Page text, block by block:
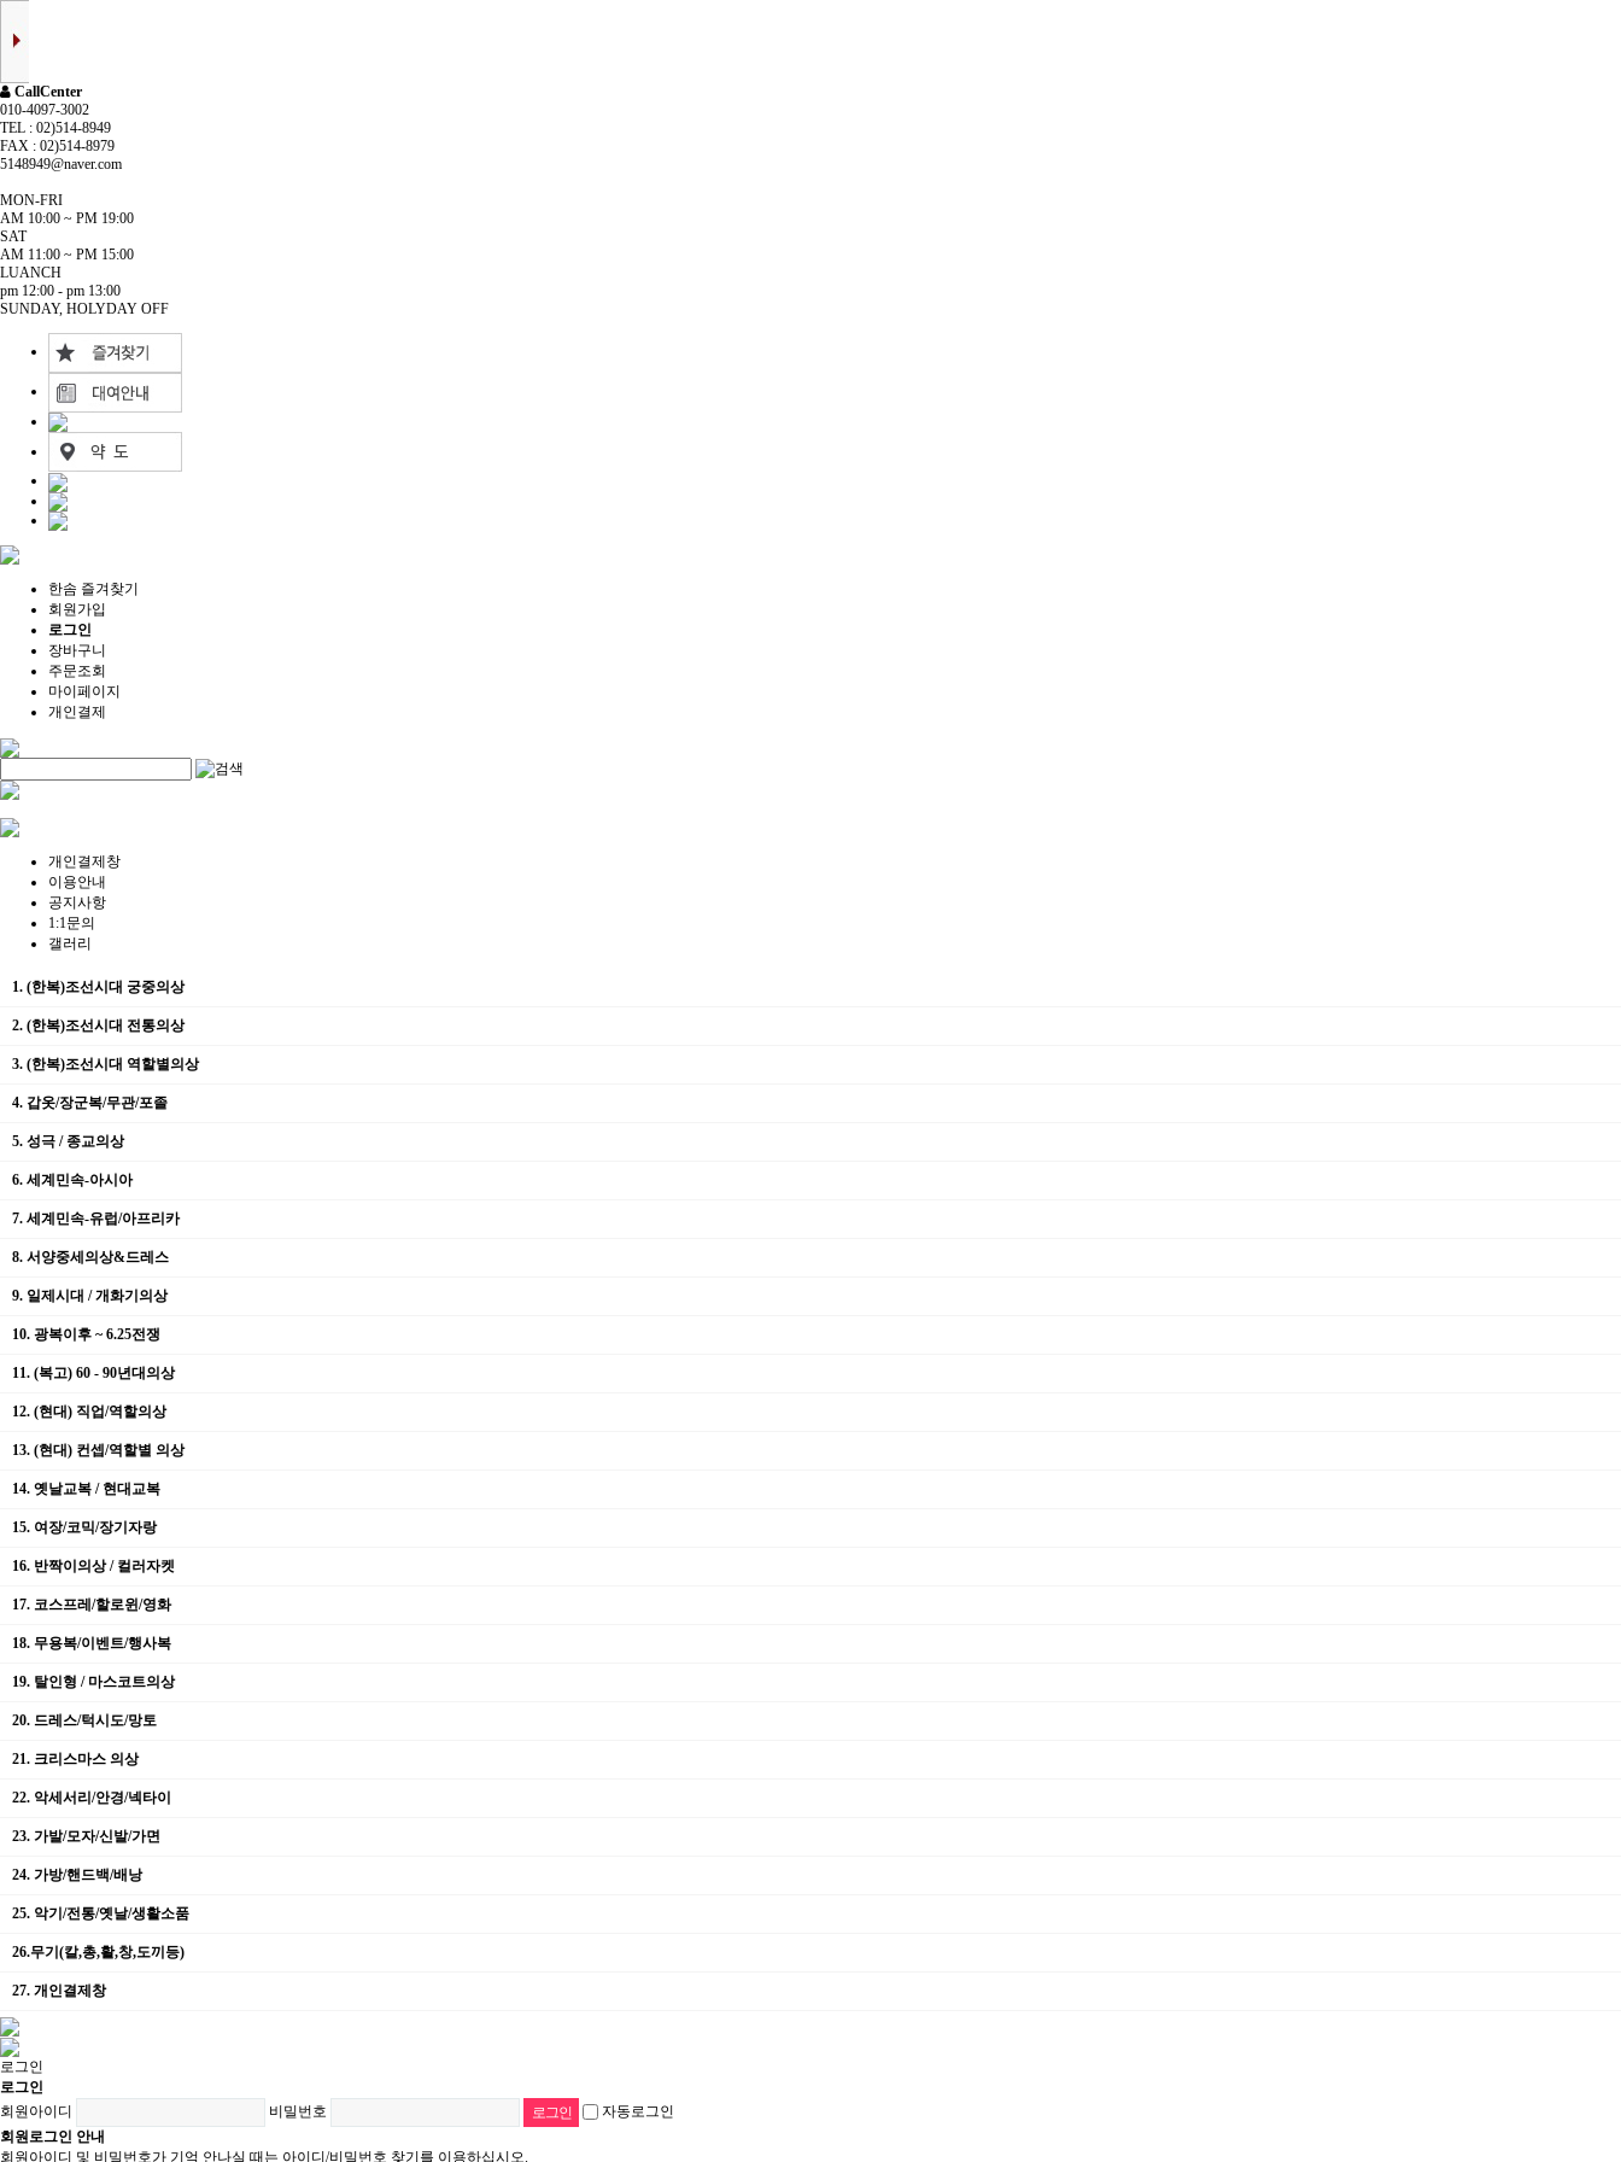
CallCenter
010-4097-3002
TEL : 02)514-8949
FAX : 02)514-8979
5148949@naver.com
MON-FRI
AM 10:00 ~ PM 19:00
SAT
AM 11:00 ~ PM 15:00
LUANCH
pm 12:00 - pm 13:00
SUNDAY, HOLYDAY OFF
한솜 즐겨찾기
회원가입
로그인
장바구니
주문조회
마이페이지
개인결제
개인결제창
이용안내
공지사항
1:1문의
갤러리
1. (한복)조선시대 궁중의상
2. (한복)조선시대 전통의상
3. (한복)조선시대 역할별의상
4. 갑옷/장군복/무관/포졸
5. 성극 / 종교의상
6. 세계민속-아시아
7. 세계민속-유럽/아프리카
8. 서양중세의상&드레스
9. 일제시대 / 개화기의상
10. 광복이후 ~ 6.25전쟁
11. (복고) 60 - 90년대의상
12. (현대) 직업/역할의상
13. (현대) 컨셉/역할별 의상
14. 옛날교복 / 현대교복
15. 여장/코믹/장기자랑
16. 반짝이의상 / 컬러자켓
17. 코스프레/할로윈/영화
18. 무용복/이벤트/행사복
19. 탈인형 / 마스코트의상
20. 드레스/턱시도/망토
21. 크리스마스 의상
22. 악세서리/안경/넥타이
23. 가발/모자/신발/가면
24. 가방/핸드백/배낭
25. 악기/전통/옛날/생활소품
26.무기(칼,총,활,창,도끼등)
27. 개인결제창
로그인
로그인
회원아이디
비밀번호
자동로그인
회원로그인 안내
회원아이디 및 비밀번호가 기억 안나실 때는 아이디/비밀번호 찾기를 이용하십시오.